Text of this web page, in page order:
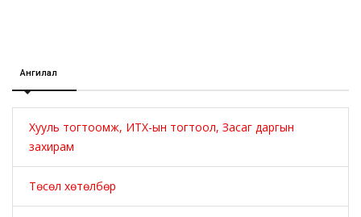
Ангилал
Хууль тогтоомж, ИТХ-ын тогтоол, Засаг даргын
захирам
Төсөл хөтөлбөр